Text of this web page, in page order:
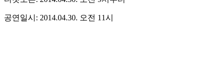
공연일시: 2014.04.30. 오전 11시